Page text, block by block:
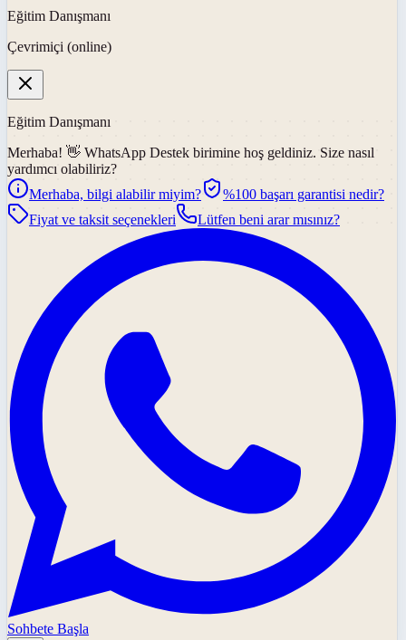
Eğitim Danışmanı
Çevrimiçi (online)
Eğitim Danışmanı
Merhaba! 👋 WhatsApp Destek birimine hoş geldiniz. Size nasıl
yardımcı olabiliriz?
Merhaba, bilgi alabilir miyim?
%100 başarı garantisi nedir?
Fiyat ve taksit seçenekleri
Lütfen beni arar mısınız?
Sohbete Başla